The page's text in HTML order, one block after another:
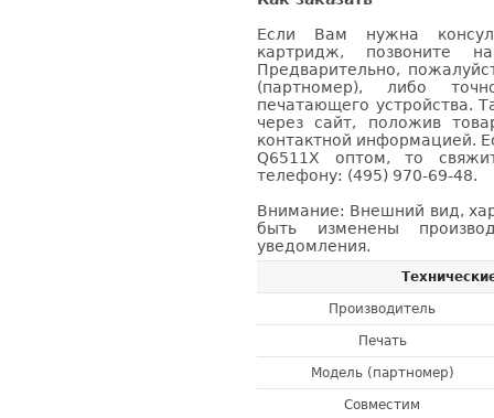
Если Вам нужна
картридж, позвоните
Предварительно,
(партномер), либо
печатающего устройства.
через сайт, положив
контактной информацией.
Q6511X оптом, то
телефону: (495) 970-69-48.
Внимание: Внешний вид,
быть изменены
уведомления.
Производитель
Печать
Модель (партномер)
Совместим